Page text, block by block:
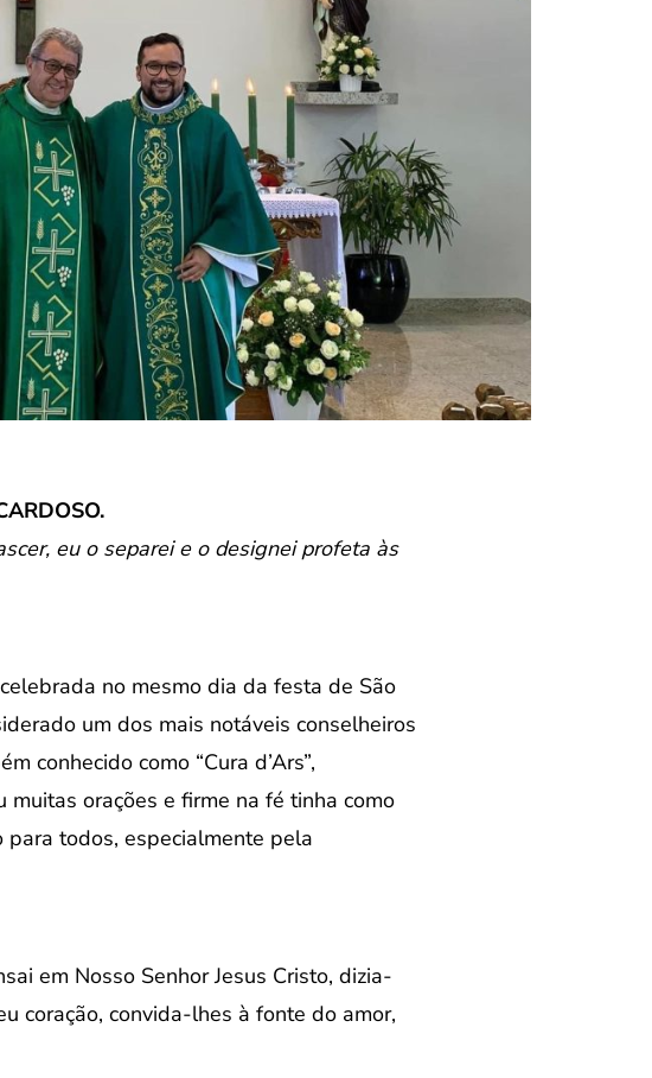
eu o separei e o designei profeta às
no mesmo dia da festa de São
um dos mais notáveis conselheiros
conhecido como “Cura d’Ars”,
orações e firme na fé tinha como
todos, especialmente pela
em Nosso Senhor Jesus Cristo, dizia-
coração, convida-lhes à fonte do amor,